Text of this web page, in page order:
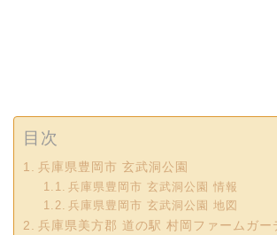
目次
兵庫県豊岡市 玄武洞公園
兵庫県豊岡市 玄武洞公園 情報
兵庫県豊岡市 玄武洞公園 地図
兵庫県美方郡 道の駅 村岡ファームガー